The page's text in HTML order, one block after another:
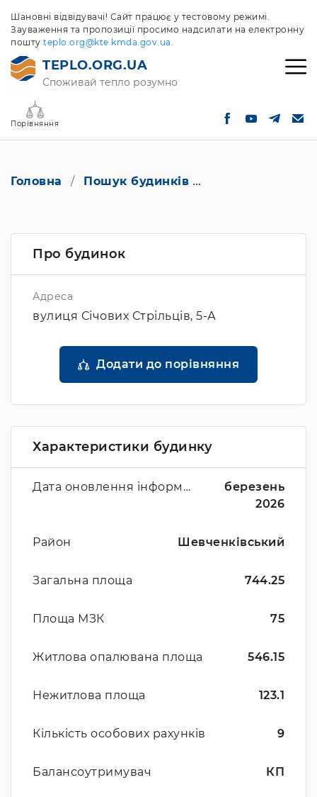
Шановні відвідувачі! Сайт працює у тестовому режимі.
Зауваження та пропозиції просимо надсилати на електронну
пошту teplo.org@kte.kmda.gov.ua.
TEPLO.ORG.UA
Споживай тепло розумно
Порівняння
Головна Пошук будинків
Про будинок
Адреса
вулиця Січових Стрільців, 5-А
Додати до порівняння
Характеристики будинку
Дата оновлення інформації
березень
2026
Район Шевченківський
Загальна площа 744.25
Площа МЗК 75
Житлова опалювана площа 546.15
Нежитлова площа 123.1
Кількість особових рахунків 9
Балансоутримувач КП